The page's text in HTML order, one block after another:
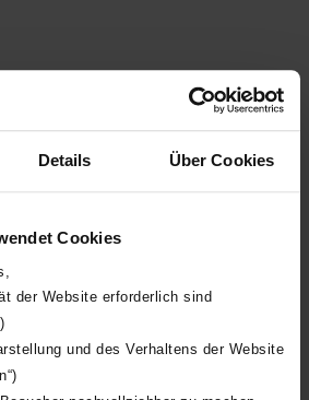
Details Über Cookies
Cookies
der Website erforderlich sind
und des Verhaltens der Website
ComfoRoof MX Move Up
pour un climat intérieur sain
doit être contrôlée par la